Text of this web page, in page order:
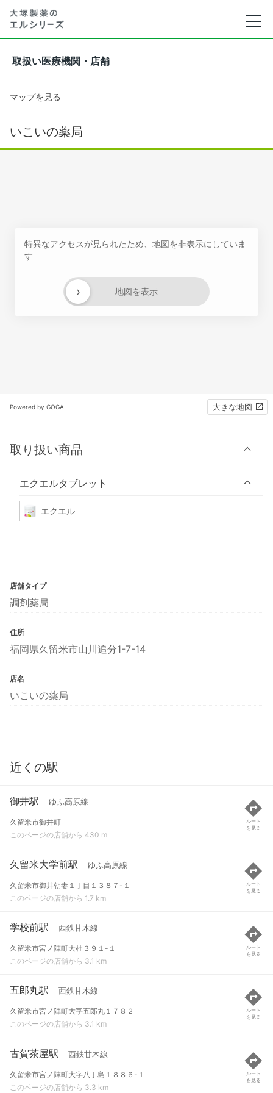
取扱い医療機関・店舗
マップを見る
いこいの薬局
特異なアクセスが見られたため、地図を非表示にしていま
す
地図を表示
›
Powered by GOGA 大きな地図
取り扱い商品
エクエルタブレット
エクエル
店舗タイプ
調剤薬局
住所
福岡県久留米市山川追分1-7-14
店名
いこいの薬局
近くの駅
御井駅 ゆふ高原線
久留米市御井町
このページの店舗から 430 m
ルート
を見る
久留米大学前駅 ゆふ高原線
久留米市御井朝妻１丁目１３８７-１
このページの店舗から 1.7 km
ルート
を見る
学校前駅 西鉄甘木線
久留米市宮ノ陣町大杜３９１-１
このページの店舗から 3.1 km
ルート
を見る
五郎丸駅 西鉄甘木線
久留米市宮ノ陣町大字五郎丸１７８２
このページの店舗から 3.1 km
ルート
を見る
古賀茶屋駅 西鉄甘木線
久留米市宮ノ陣町大字八丁島１８８６-１
このページの店舗から 3.3 km
ルート
を見る